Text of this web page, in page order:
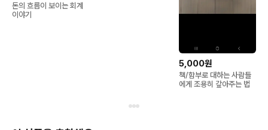
돈의 흐름이 보이는 회계
이야기
5,000원
책/함부로 대하는 사람들
에게 조용히 갚아주는 법